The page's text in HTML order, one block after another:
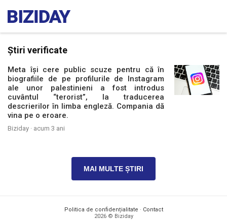
Știri verificate
Meta își cere public scuze pentru că în
biografiile de pe profilurile de Instagram
ale unor palestinieni a fost introdus
cuvântul “terorist”, la traducerea
descrierilor în limba engleză. Compania dă
vina pe o eroare.
Biziday · acum 3 ani
MAI MULTE ȘTIRI
Politica de confidențialitate · Contact
2026 © Biziday